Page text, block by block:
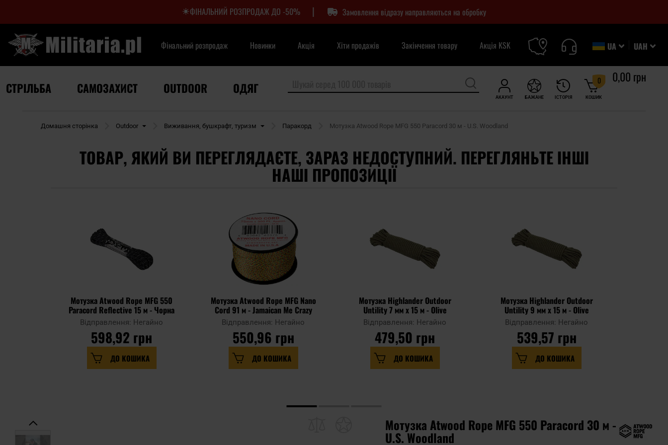
ФІНАЛЬНИЙ РОЗПРОДАЖ ДО -50% | Замовлення відразу направляються на обробку
UAH
UA
Фінальний розпродаж Новинки Акція Хіти продажів Закінчення товару Акція KSK
АКАУНТ ІСТОРІЯ
БАЖАНЕ КОШИК
0 0,00 грн
СТРІЛЬБА САМОЗАХИСТ OUTDOOR ОДЯГ
Домашня сторінка Outdoor Виживання, бушкрафт, туризм Паракорд Мотузка Atwood Rope MFG 550 Paracord 30 м - U.S. Woodland
ТОВАР, ЯКИЙ ВИ ПЕРЕГЛЯДАЄТЕ, ЗАРАЗ НЕДОСТУПНИЙ. ПЕРЕГЛЯНЬТЕ ІНШІ
НАШІ ПРОПОЗИЦІЇ
Мотузка Atwood Rope MFG 550
Paracord Reflective 15 м - Чорна
Відправлення: Негайно
598,92 грн
ДО КОШИКА
Мотузка Atwood Rope MFG Nano
Cord 91 м - Jamaican Me Crazy
Відправлення: Негайно
550,96 грн
ДО КОШИКА
Мотузка Highlander Outdoor
Untility 7 мм x 15 м - Olive
Відправлення: Негайно
479,50 грн
ДО КОШИКА
Мотузка Highlander Outdoor
Untility 9 мм x 15 м - Olive
Відправлення: Негайно
539,57 грн
ДО КОШИКА
Мотузка Atwood Rope MFG 550 Paracord 30 м -
U.S. Woodland